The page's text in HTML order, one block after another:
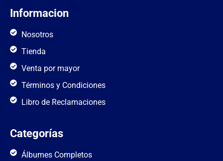
Informacion
Nosotros
Tienda
Venta por mayor
Términos y Condiciones
Libro de Reclamaciones
Categorías
Álbumes Completos